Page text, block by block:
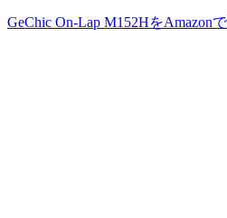
GeChic On-Lap M152HをAmazon